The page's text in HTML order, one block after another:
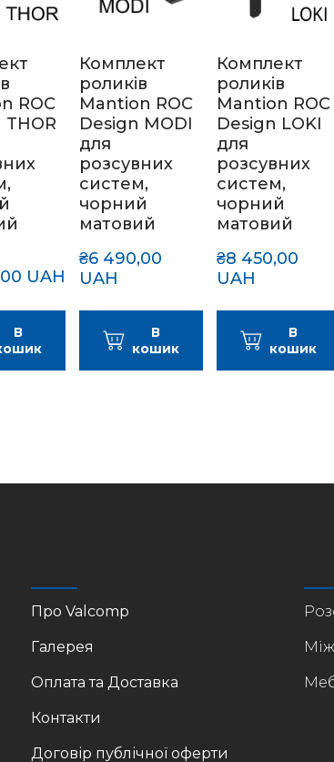
ROC
THOR
UAH
В
Комплект
роликів
Mantion ROC
Design MODI
для
розсувних
систем,
чорний
матовий
₴6 490,00
UAH
В
кошик
Комплект
роликів
Mantion ROC
Design LOKI
для
розсувних
систем,
чорний
матовий
₴8 450,00
UAH
В
кошик
Про Valcomp
Галерея
Оплата та Доставка
Контакти
Договір публічної оферти